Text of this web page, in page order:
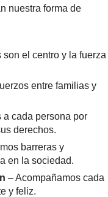
nuestra forma de
son el centro y la fuerza
entre familias y
a cada persona por
derechos.
barreras y
en la sociedad.
– Acompañamos cada
y feliz.